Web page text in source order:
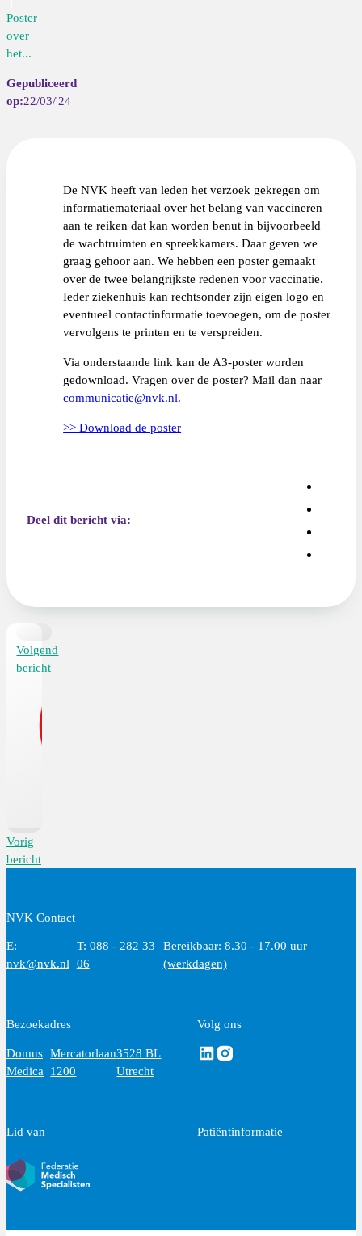
Poster
over
het...
22/03/'24
De NVK heeft van leden het verzoek gekregen om
informatiemateriaal over het belang van vaccineren
aan te reiken dat kan worden benut in bijvoorbeeld
de wachtruimten en spreekkamers. Daar geven we
graag gehoor aan. We hebben een poster gemaakt
over de twee belangrijkste redenen voor vaccinatie.
Ieder ziekenhuis kan rechtsonder zijn eigen logo en
eventueel contactinformatie toevoegen, om de poster
vervolgens te printen en te verspreiden.
Via onderstaande link kan de A3-poster worden
gedownload. Vragen over de poster? Mail dan naar
communicatie@nvk.nl.
>> Download de poster
Deel dit bericht via:
Vorig
bericht
Volgend
bericht
NVK Contact
E:
nvk@nvk.nl
T: 088 - 282 33
06
Bereikbaar: 8.30 - 17.00 uur
(werkdagen)
Bezoekadres
Domus
Medica
Mercatorlaan
1200
3528 BL
Utrecht
Volg ons
Volg ons via Linkedin
Volg ons via Instagram
Lid van Patiëntinformatie